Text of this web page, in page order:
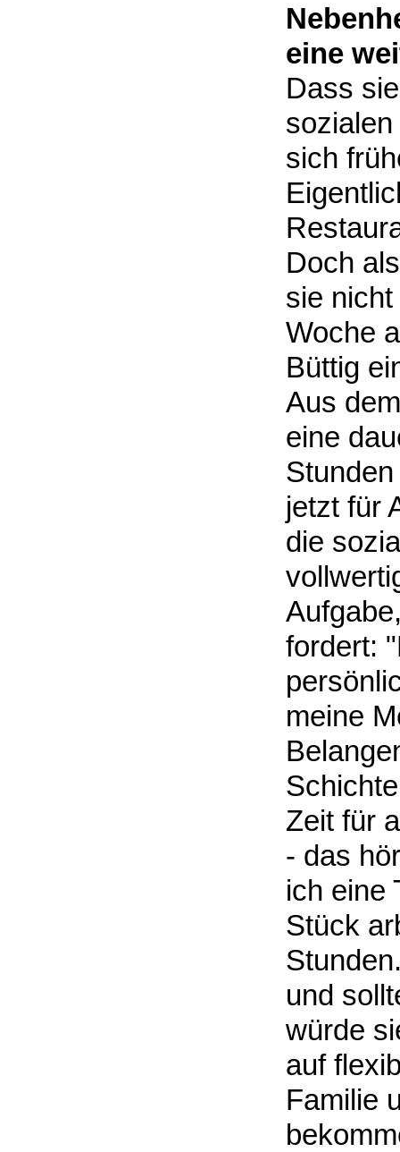
eine
Dass
sich
Doch
sie
Woche
Büttig
Aus
eine
jetzt für
die
fordert:
meine
Zeit für
- das
ich eine
Stück
und
würde
auf
Familie